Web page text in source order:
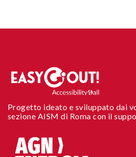
Progetto ideato e sviluppato dai
sezione AISM di Roma con il